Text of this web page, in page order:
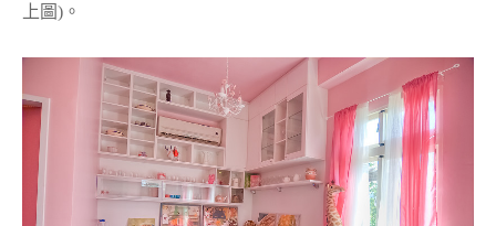
上圖)。